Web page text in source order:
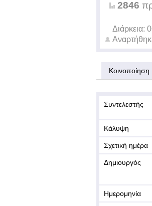
2846
Διάρκεια:
Κοινοποίηση
Συντελεστής
Κάλυψη
Σχετική ημέρα
Δημιουργός
Ημερομηνία